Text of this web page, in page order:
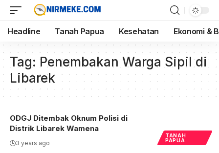
Headline Tanah Papua Kesehatan Ekonomi &
Tag: Penembakan Warga Sipil di
Libarek
TANAH
PAPUA
ODGJ Ditembak Oknum Polisi di
Distrik Libarek Wamena
3 years ago